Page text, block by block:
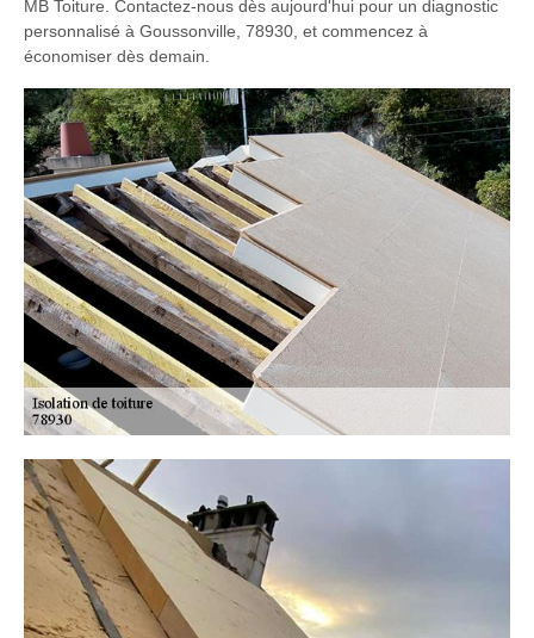
MB Toiture. Contactez-nous dès aujourd'hui pour un diagnostic
personnalisé à Goussonville, 78930, et commencez à
économiser dès demain.